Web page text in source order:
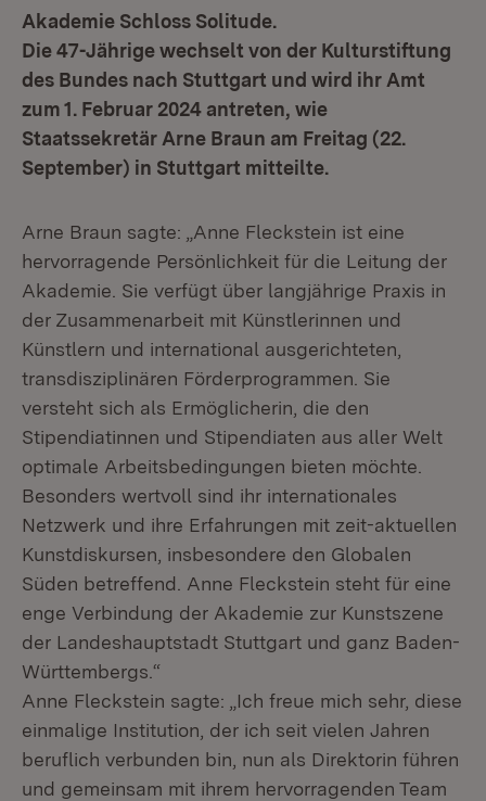
Akademie Schloss Solitude.
Die 47-Jährige wechselt von der Kulturstiftung
des Bundes nach Stuttgart und wird ihr Amt
zum 1. Februar 2024 antreten, wie
Staatssekretär Arne Braun am Freitag (22.
September) in Stuttgart mitteilte.
Arne Braun sagte: „Anne Fleckstein ist eine
hervorragende Persönlichkeit für die Leitung der
Akademie. Sie verfügt über langjährige Praxis in
der Zusammenarbeit mit Künstlerinnen und
Künstlern und international ausgerichteten,
transdisziplinären Förderprogrammen. Sie
versteht sich als Ermöglicherin , die den
Stipendiatinnen und Stipendiaten aus aller Welt
optimale Arbeitsbedingungen bieten möchte.
Besonders wertvoll sind ihr internationales
Netzwerk und ihre Erfahrungen mit zeit-aktuellen
Kunstdiskursen, insbesondere den Globalen
Süden betreffend. Anne Fleckstein steht für eine
enge Verbindung der Akademie zur Kunstszene
der Landeshauptstadt Stuttgart und ganz Baden-
Württembergs.“
Anne Fleckstein sagte: „Ich freue mich sehr, diese
einmalige Institution, der ich seit vielen Jahren
beruflich verbunden bin, nun als Direktorin führen
und gemeinsam mit ihrem hervorragenden Team